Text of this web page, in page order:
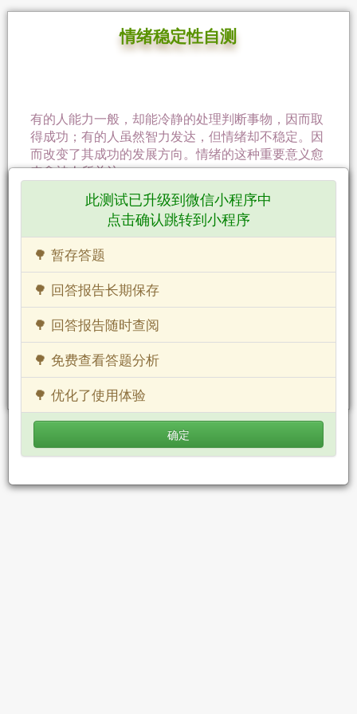
情绪稳定性自测
有的人能力一般，却能冷静的处理判断事物，因而取
得成功；有的人虽然智力发达，但情绪却不稳定。因
而改变了其成功的发展方向。情绪的这种重要意义愈
来愈被人所关注。
开始答题
由小数据xiaosj.cn提供支持
此测试已升级到微信小程序中
点击确认跳转到小程序
🌳 暂存答题
🌳 回答报告长期保存
🌳 回答报告随时查阅
🌳 免费查看答题分析
🌳 优化了使用体验
确定